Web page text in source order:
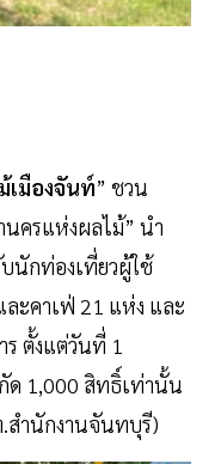
เมืองจันท์” ชวน
ครแห่งผลไม้” นำ
นักท่องเที่ยวผู้ใช้
ละคาเฟ่ 21 แห่ง และ
ร ตั้งแต่วันที่ 1
ด 1,000 สิทธิ์เท่านั้น
สำนักงานจันทบุรี)